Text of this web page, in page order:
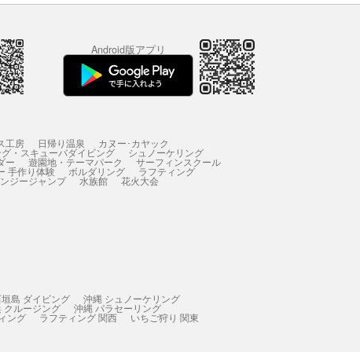
Android版アプリ
工房 日帰り温泉 カヌー･カヤック
・スキューバダイビング シュノーケリング
ー 遊園地・テーマパーク サーフィンスクール
手作り体験 ボルダリング ラフティング
ジージャンプ 水族館 花火大会
島 ダイビング 沖縄 シュノーケリング
クルージング 沖縄 パラセーリング
ング ラフティング 関西 いちご狩り 関東